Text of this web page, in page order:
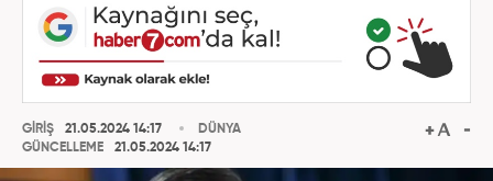
GİRİŞ
21.05.2024 14:17
GÜNCELLEME
21.05.2024 14:17
DÜNYA